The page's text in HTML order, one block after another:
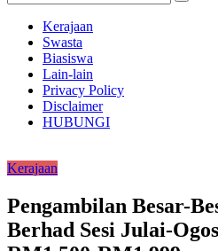
Semakan
Bantuan
Semakan
untuk
semua
Kerajaan
Swasta
Biasiswa
Lain-lain
Privacy Policy
Disclaimer
HUBUNGI
Kerajaan
Pengambilan Besar-
Berhad Sesi Julai-